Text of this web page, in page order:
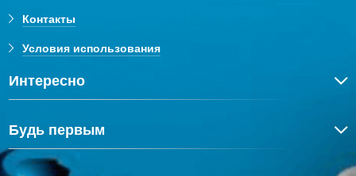
Контакты
Условия использования
Интересно
Будь первым